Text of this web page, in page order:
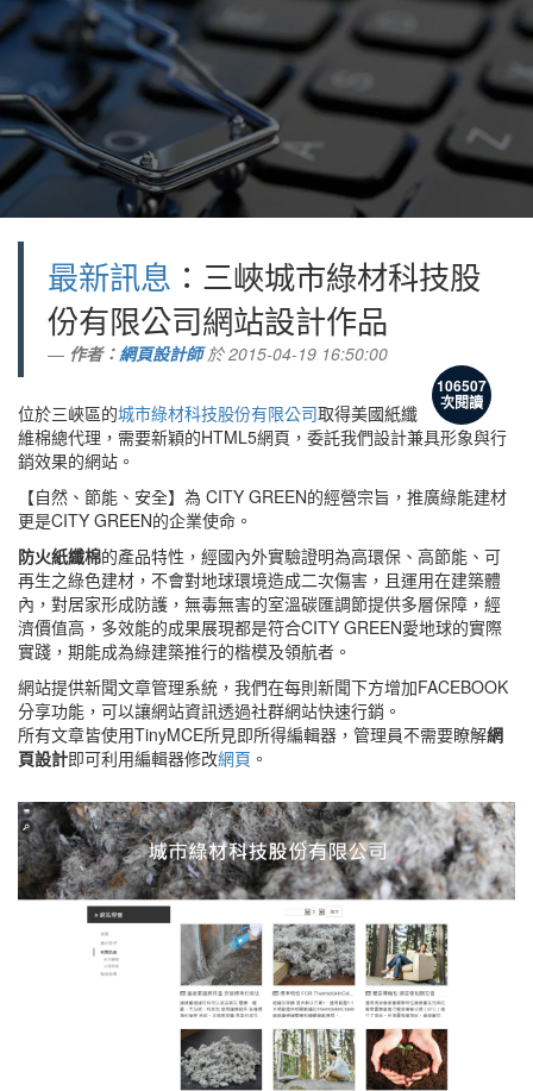
最新訊息 ： 三峽城市綠材科技股
份有限公司網站設計作品
作者：網頁設計師於2015-04-19 16:50:00
106507
次閱讀
位於三峽區的城市綠材科技股份有限公司取得美國紙纖
維棉總代理，需要新穎的HTML5網頁，委託我們設計兼具形象與行
銷效果的網站。
【自然、節能、安全】為 CITY GREEN的經營宗旨，推廣綠能建材
更是CITY GREEN的企業使命。
防火紙纖棉的產品特性，經國內外實驗證明為高環保、高節能、可
再生之綠色建材，不會對地球環境造成二次傷害，且運用在建築體
內，對居家形成防護，無毒無害的室溫碳匯調節提供多層保障，經
濟價值高，多效能的成果展現都是符合CITY GREEN愛地球的實際
實踐，期能成為綠建築推行的楷模及領航者。
網站提供新聞文章管理系統，我們在每則新聞下方增加FACEBOOK
分享功能，可以讓網站資訊透過社群網站快速行銷。
所有文章皆使用TinyMCE所見即所得編輯器，管理員不需要瞭解網
頁設計即可利用編輯器修改網頁 。